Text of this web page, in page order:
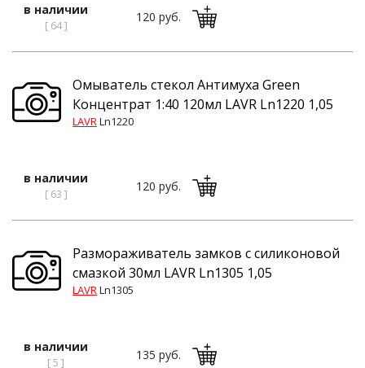
в наличии
[ 64 ]
120 руб.
Омыватель стекол Антимуха Green
Концентрат 1:40 120мл LAVR Ln1220 1,05
LAVR Ln1220
в наличии
[ 63 ]
120 руб.
Размораживатель замков с силиконовой
смазкой 30мл LAVR Ln1305 1,05
LAVRLn1305
в наличии
[ 5 ]
135 руб.